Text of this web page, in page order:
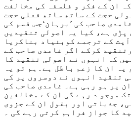
ان کے فکر و فلسفہ کی مخالفت
حجت کے ساتھ ساتھ فعلی حجت
صاحب کی ’برہان‘جس قسم کی
پڑی ہے، کیا یہ اصولی تنقیدیں
کے ترجمے کوبنیاد بناکریا
کرکے اگر غامدی صاحب کے
کہ انہوں نے اصولی تنقید کا
یہ ان کا زعم باطل ہے۔ہم تو یہ
تنقید انہوں نے دوسروں پر کی
پر ہو رہی ہے۔ غامدی صاحب کی
موجو د رہے گی ان کے مخالفین
جذباتی اور بقول ان کے جزوی
کا جواز فراہم کرتی رہے گی ۔